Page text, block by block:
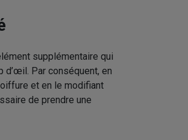
supplémentaire qui
d’œil. Par conséquent, en
et en le modifiant
de prendre une